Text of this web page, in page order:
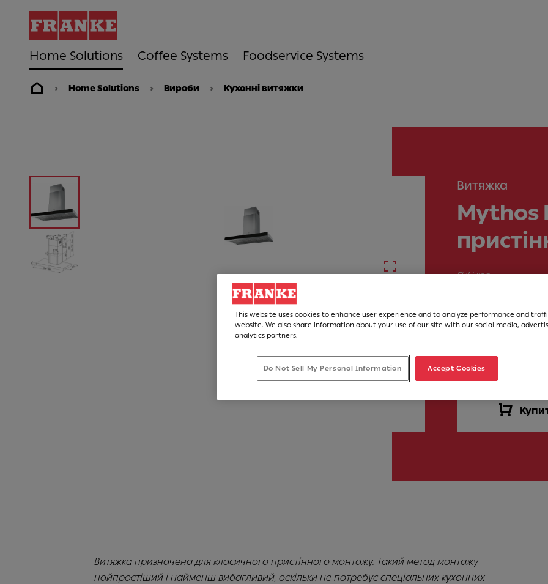
Home Solutions Coffee Systems Foodservice Systems
Home Solutions Вироби Кухонні витяжки
Витяжка
Mythos
FUN код
Рекомендована
Витяжка призначена для класичного пристінного монтажу. Такий метод монтажу
найпростіший і найменш вибагливий, оскільки не потребує спеціальних кухонних
This website uses cookies to enhance user experience and to analyze performance and
website. We also share information about your use of our site with our social media,
analytics partners.
Do Not Sell My Personal Information Accept Cookies